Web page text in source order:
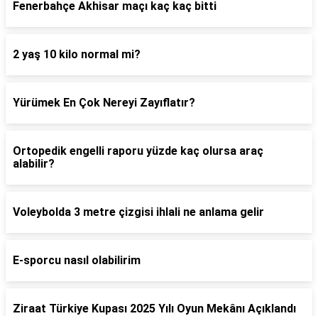
Fenerbahçe Akhisar maçı kaç kaç bitti
2 yaş 10 kilo normal mi?
Yürümek En Çok Nereyi Zayıflatır?
Ortopedik engelli raporu yüzde kaç olursa araç
alabilir?
Voleybolda 3 metre çizgisi ihlali ne anlama gelir
E-sporcu nasıl olabilirim
Ziraat Türkiye Kupası 2025 Yılı Oyun Mekânı Açıklandı